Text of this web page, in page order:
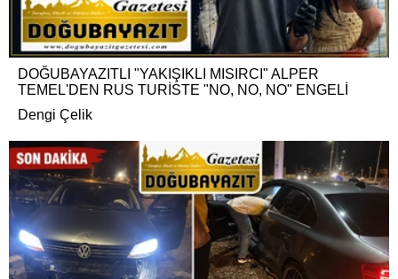
DOĞUBAYAZITLI "YAKIŞIKLI MISIRCI" ALPER
TEMEL'DEN RUS TURİSTE "NO, NO, NO" ENGELİ
Dengi Çelik